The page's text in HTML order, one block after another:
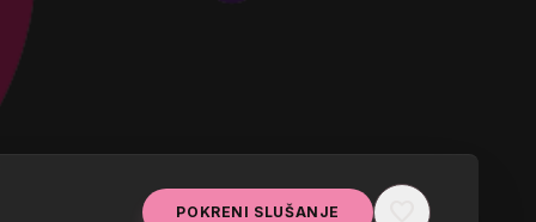
POKRENI SLUŠANJE